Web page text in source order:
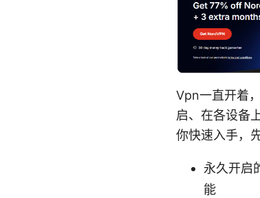
Vpn一直开着
启、在各设备
你快速入手，
永久开启
能